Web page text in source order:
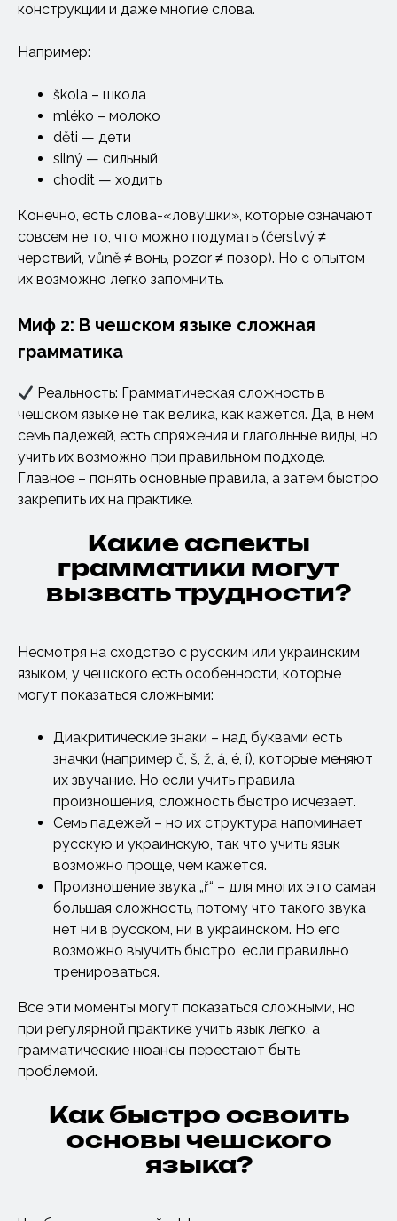
конструкции и даже многие слова.
Например:
škola – школа
mléko – молоко
děti — дети
silný — сильный
chodit — ходить
Конечно, есть слова-«ловушки», которые означают
совсем не то, что можно подумать (čerstvý ≠
черствий, vůně ≠ вонь, pozor ≠ позор). Но с опытом
их возможно легко запомнить.
Миф 2: В чешском языке сложная
грамматика
Реальность: Грамматическая сложность в
чешском языке не так велика, как кажется. Да, в нем
семь падежей, есть спряжения и глагольные виды, но
учить их возможно при правильном подходе.
Главное – понять основные правила, а затем быстро
закрепить их на практике.
Какие аспекты
грамматики могут
вызвать трудности?
Несмотря на сходство с русским или украинским
языком, у чешского есть особенности, которые
могут показаться сложными:
Диакритические знаки – над буквами есть
значки (например č, š, ž, á, é, í), которые меняют
их звучание. Но если учить правила
произношения, сложность быстро исчезает.
Семь падежей – но их структура напоминает
русскую и украинскую, так что учить язык
возможно проще, чем кажется.
Произношение звука „ř“ – для многих это самая
большая сложность, потому что такого звука
нет ни в русском, ни в украинском. Но его
возможно выучить быстро, если правильно
тренироваться.
Все эти моменты могут показаться сложными, но
при регулярной практике учить язык легко, а
грамматические нюансы перестают быть
проблемой.
Как быстро освоить
основы чешского
языка?